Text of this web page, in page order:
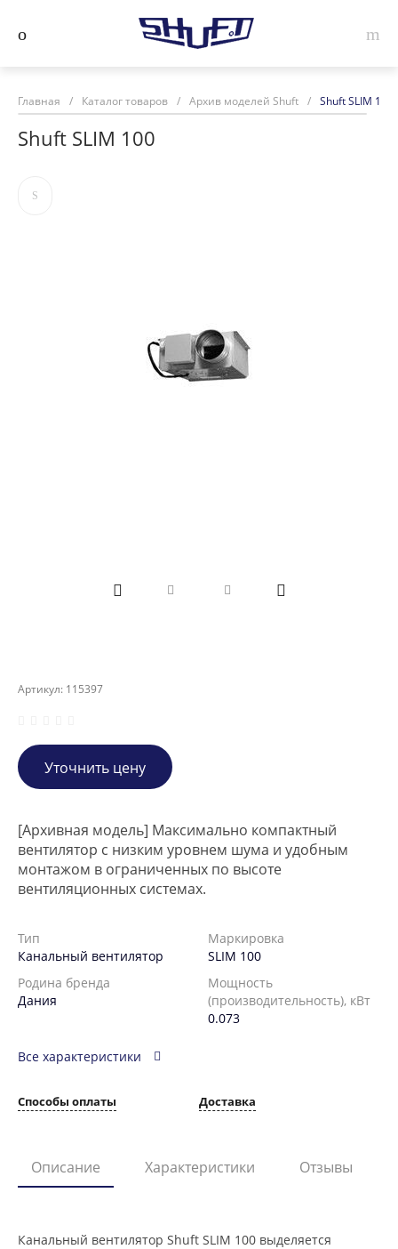
Главная / Каталог товаров / Архив моделей Shuft / Shuft SLIM 100
Shuft SLIM 100
Артикул: 115397
Уточнить цену
[Архивная модель] Максимально компактный
вентилятор с низким уровнем шума и удобным
монтажом в ограниченных по высоте
вентиляционных системах.
Тип
Канальный вентилятор
Маркировка
SLIM 100
Родина бренда
Дания
Мощность
(производительность), кВт
0.073
Все характеристики
Способы оплаты Доставка
Описание Характеристики Отзывы
Канальный вентилятор Shuft SLIM 100 выделяется